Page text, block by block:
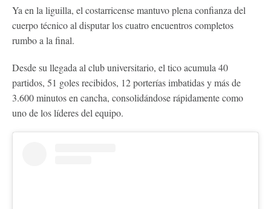
Ya en la liguilla, el costarricense mantuvo plena confianza del
cuerpo técnico al disputar los cuatro encuentros completos
rumbo a la final.
Desde su llegada al club universitario, el tico acumula 40
partidos, 51 goles recibidos, 12 porterías imbatidas y más de
3.600 minutos en cancha, consolidándose rápidamente como
uno de los líderes del equipo.